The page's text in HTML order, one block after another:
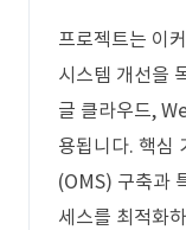
프로젝트는 이
시스템 개선을
글 클라우드,
용됩니다. 핵심
(OMS) 구축과
세스를 최적화